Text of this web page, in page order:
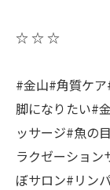
☆ ☆ ☆
#金山#角質ケ
脚になりたい#
ッサージ#魚の
ラクゼーショ
ぼサロン#リン